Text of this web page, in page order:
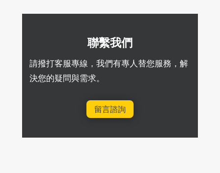
聯繫我們
請撥打客服專線，我們有專人替您服務，解
決您的疑問與需求。
留言諮詢